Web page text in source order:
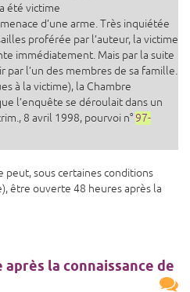
été victime
d’une arme. Très inquiétée
proférée par l’auteur, la victime
immédiatement. Mais par la suite
par l’un des membres de sa famille.
à la victime), la Chambre
l’enquête se déroulait dans un
8 avril 1998, pourvoi n° 97-
peut, sous certaines conditions
être ouverte 48 heures après la
la connaissance de